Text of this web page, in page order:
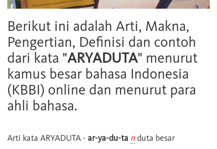
Berikut ini adalah Arti, Makna,
Pengertian, Definisi dan contoh
dari kata "ARYADUTA" menurut
kamus besar bahasa Indonesia
(KBBI) online dan menurut para
ahli bahasa.
Arti kata ARYADUTA - ar-ya-du-ta nduta besar